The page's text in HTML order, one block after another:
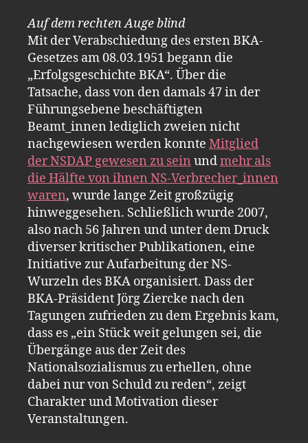
Auf dem rechten Auge blind
Mit der Verabschiedung des ersten BKA-
Gesetzes am 08.03.1951 begann die
„Erfolgsgeschichte BKA“. Über die
Tatsache, dass von den damals 47 in der
Führungsebene beschäftigten
Beamt_innen lediglich zweien nicht
nachgewiesen werden konnte Mitglied
der NSDAP gewesen zu sein undmehr als
die Hälfte von ihnen NS-Verbrecher_innen
waren, wurde lange Zeit großzügig
hinweggesehen. Schließlich wurde 2007,
also nach 56 Jahren und unter dem Druck
diverser kritischer Publikationen, eine
Initiative zur Aufarbeitung der NS-
Wurzeln des BKA organisiert. Dass der
BKA-Präsident Jörg Ziercke nach den
Tagungen zufrieden zu dem Ergebnis kam,
dass es „ein Stück weit gelungen sei, die
Übergänge aus der Zeit des
Nationalsozialismus zu erhellen, ohne
dabei nur von Schuld zu reden“, zeigt
Charakter und Motivation dieser
Veranstaltungen.